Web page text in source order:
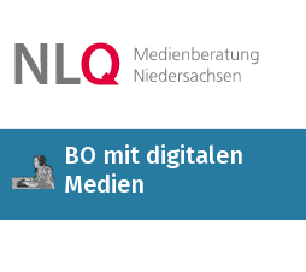
BO mit digitalen
Medien